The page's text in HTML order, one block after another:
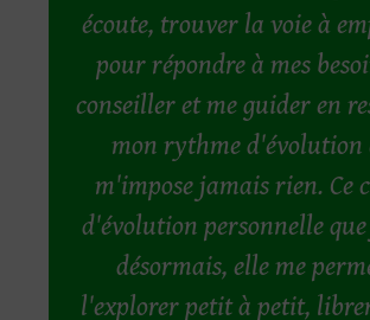
écoute, trouver la voie à
pour répondre à mes
conseiller et me guider en
mon rythme d'évolution
m'impose jamais rien. Ce
d'évolution personnelle
désormais, elle me
l'explorer petit à petit,